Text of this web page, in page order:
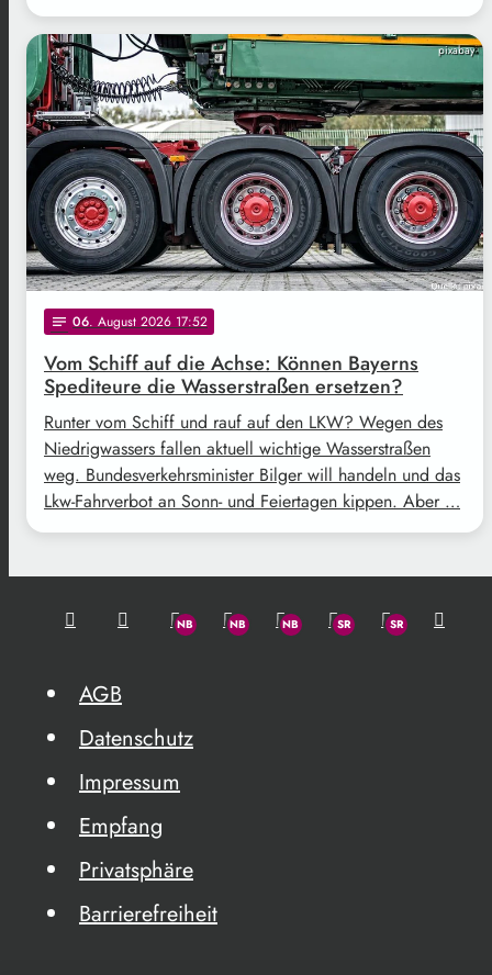
pixabay
notes 06. August 2026 17:52
Vom Schiff auf die Achse: Können Bayerns
Spediteure die Wasserstraßen ersetzen?
Runter vom Schiff und rauf auf den LKW? Wegen des
Niedrigwassers fallen aktuell wichtige Wasserstraßen
weg. Bundesverkehrsminister Bilger will handeln und das
Lkw-Fahrverbot an Sonn- und Feiertagen kippen. Aber …
AGB
Datenschutz
Impressum
Empfang
Privatsphäre
Barrierefreiheit